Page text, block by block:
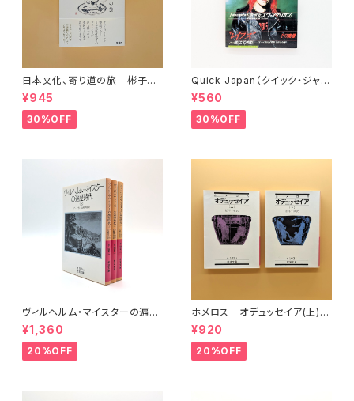
日本文化、寄り道の旅 彬子女
王殿下特別講義
¥945
30%OFF
Quick Japan（クイック・ジャパ
ン）Vol.11
¥560
30%OFF
ヴィルヘルム・マイスターの遍歴
時代 (上)(中)(下)（岩波文庫）
¥1,360
20%OFF
ホメロス オデュッセイア(上)
(下) （岩波文庫）
¥920
20%OFF